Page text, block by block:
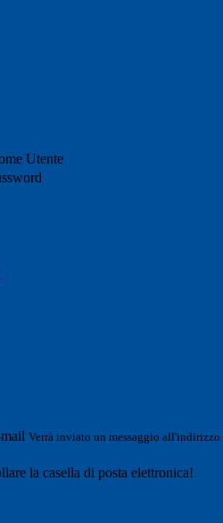
Utente
Verrà inviato un messaggio
la casella di posta elettronica!